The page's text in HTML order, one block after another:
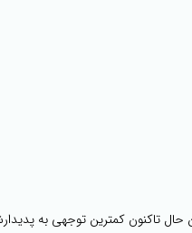
حال تاکنون کمترین توجهی به